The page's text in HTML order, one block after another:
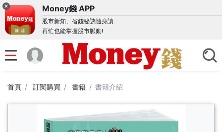
Money錢 APP
股市新知、省錢秘訣隨身讀
再忙也能掌握股市脈動!
首頁 訂閱購買 書籍 書籍介紹